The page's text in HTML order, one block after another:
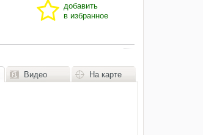
добавить
в избранное
Видео На карте